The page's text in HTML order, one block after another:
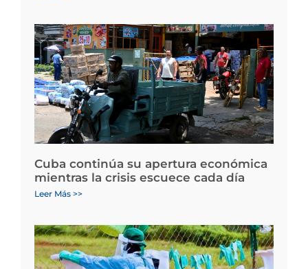
Cuba continúa su apertura económica
mientras la crisis escuece cada día
Leer Más >>